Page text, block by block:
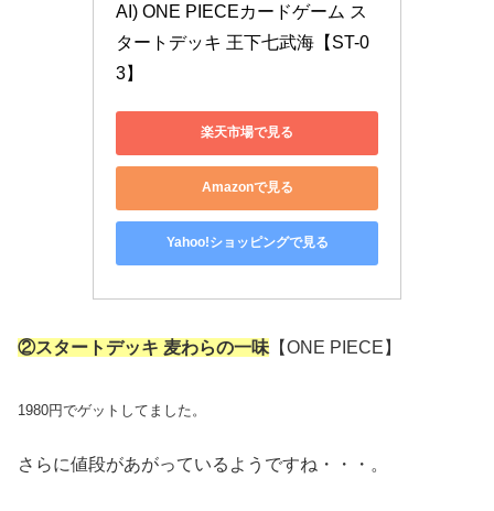
AI) ONE PIECEカードゲーム ス
タートデッキ 王下七武海【ST-0
3】
楽天市場で見る
Amazonで見る
Yahoo!ショッピングで見る
②スタートデッキ 麦わらの一味 【ONE PIECE】
1980円でゲットしてました。
さらに値段があがっているようですね・・・。